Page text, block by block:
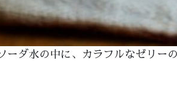
ーダ水の中に、カラフルなゼリー